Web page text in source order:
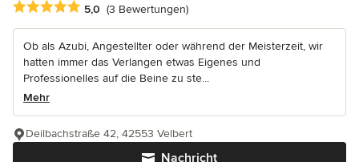
Durchschnittliche Bewertung: 5 von 5 Sternen
5,0 (3 Bewertungen)
Ob als Azubi, Angestellter oder während der Meisterzeit, wir
hatten immer das Verlangen etwas Eigenes und
Professionelles auf die Beine zu ste...
Mehr
Nachricht
Deilbachstraße 42, 42553 Velbert